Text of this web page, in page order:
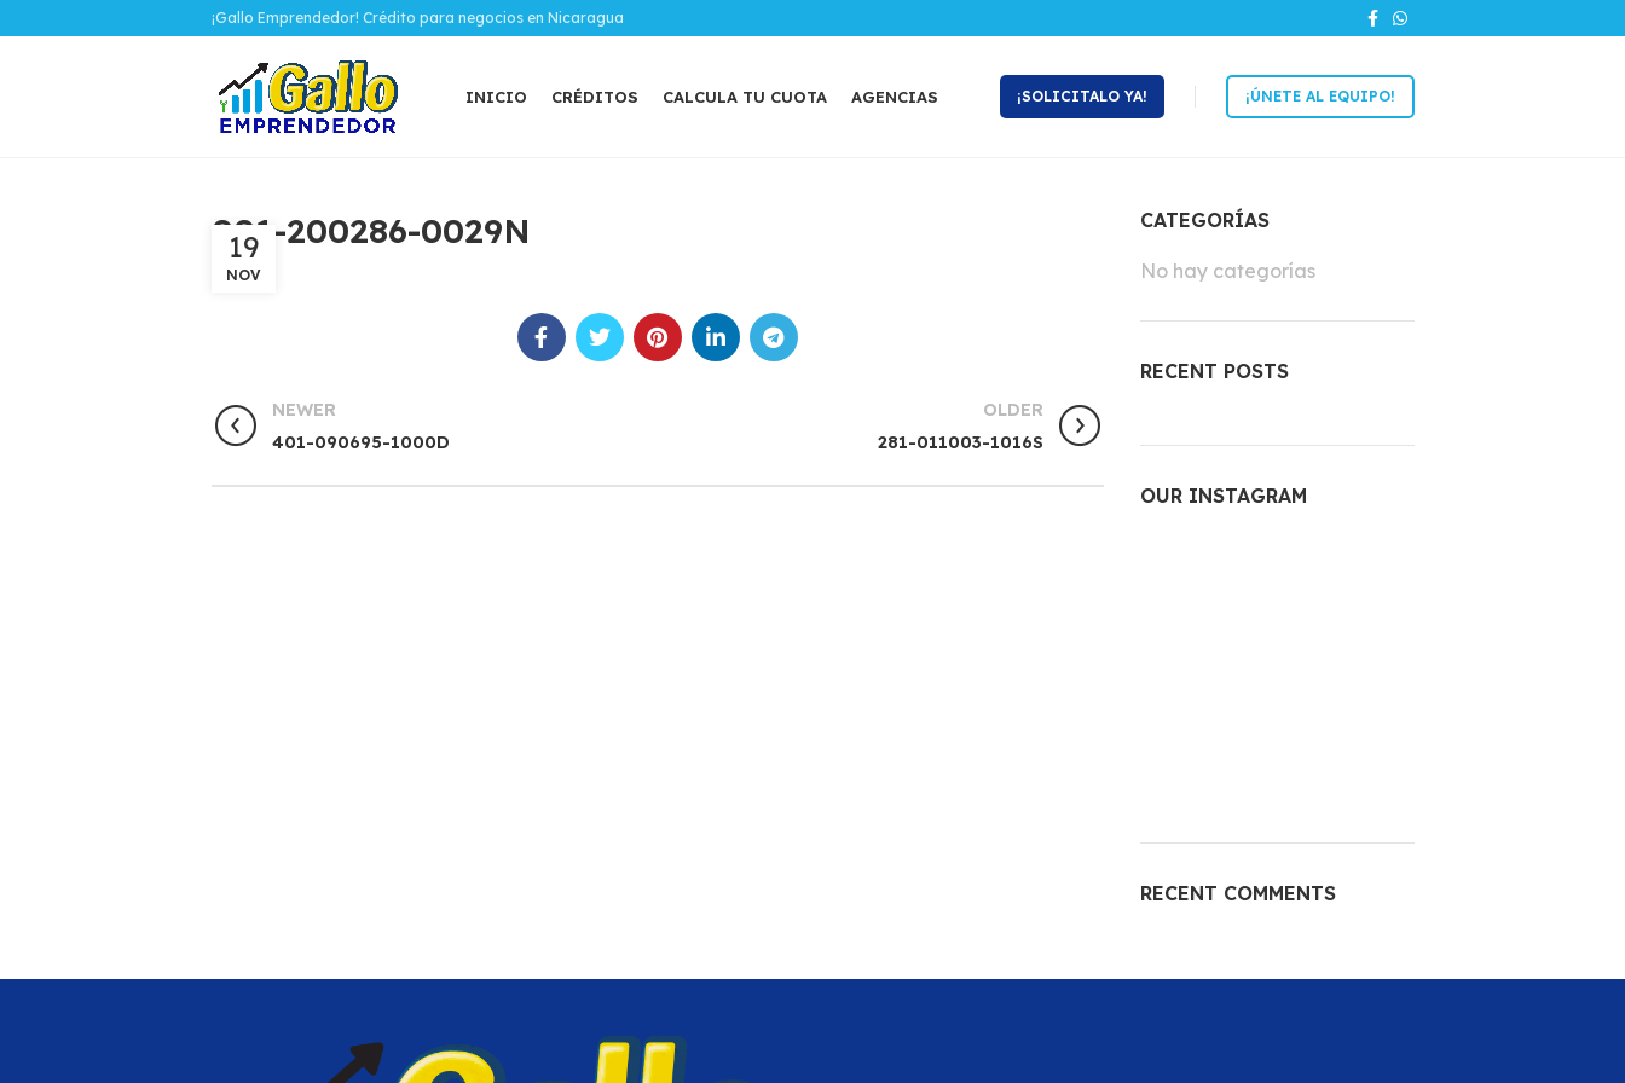
¡Gallo Emprendedor! Crédito para negocios en Nicaragua
INICIO CRÉDITOS CALCULA TU CUOTA AGENCIAS ¡SOLICITALO YA! ¡ÚNETE AL EQUIPO!
001-200286-0029N
19
NOV
NEWER
401-090695-1000D
OLDER
281-011003-1016S
CATEGORÍAS
No hay categorías
RECENT POSTS
OUR INSTAGRAM
RECENT COMMENTS